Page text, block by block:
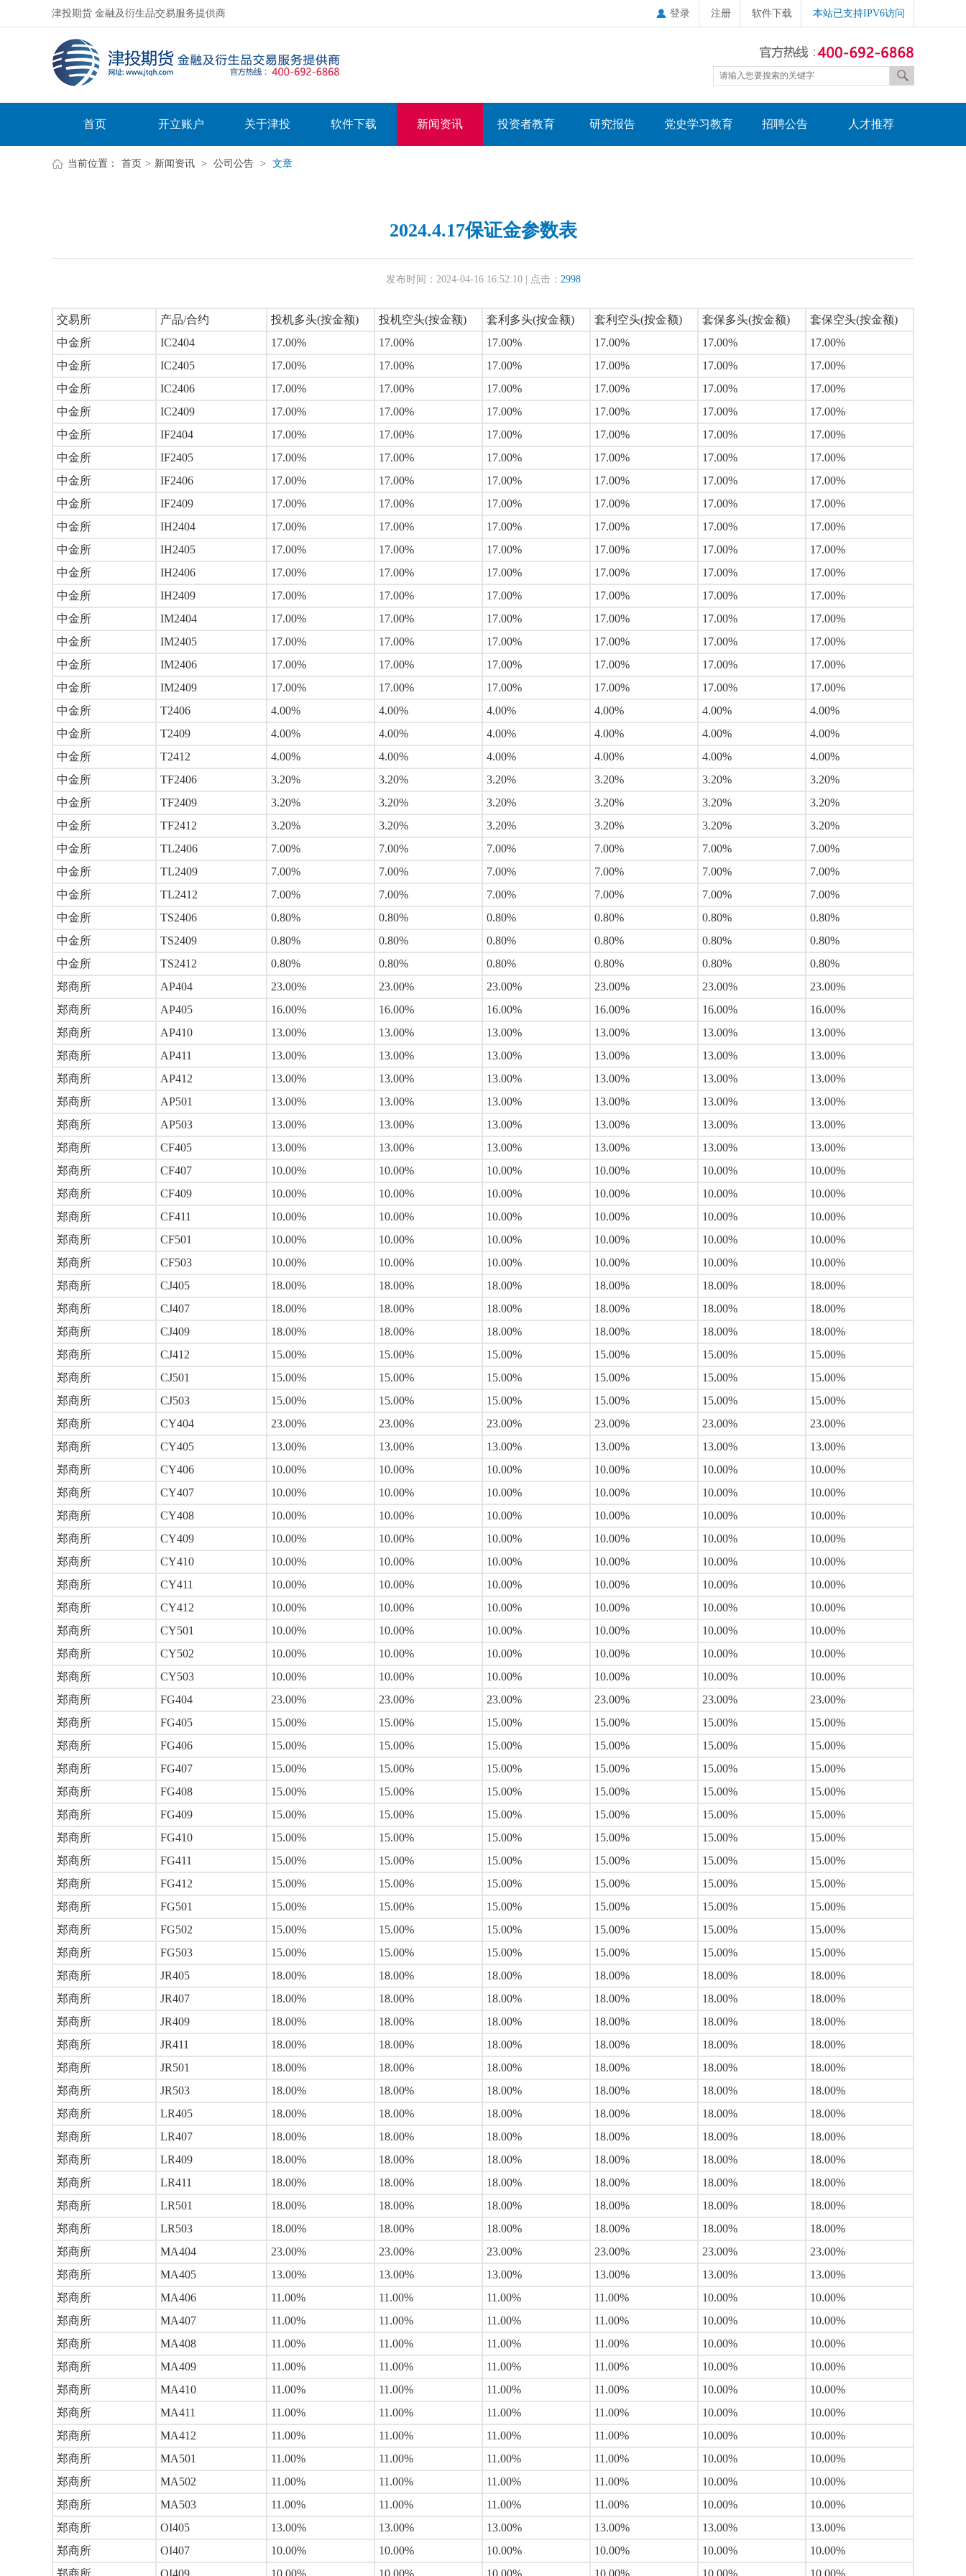
津投期货 金融及衍生品交易服务提供商 登录 注册 软件下载 本站已支持IPV6访问
首页 开立账户 关于津投 软件下载 新闻资讯 投资者教育 研究报告 党史学习教育 招聘公告 人才推荐
当前位置： 首页 > 新闻资讯 > 公司公告 > 文章
2024.4.17保证金参数表
发布时间：2024-04-16 16:52:10 | 点击： 2998
交易所 产品/合约 投机多头(按金额) 投机空头(按金额) 套利多头(按金额) 套利空头(按金额) 套保多头(按金额)
套保空头(按金额)
中金所
IC2404 17.00% 17.00% 17.00% 17.00% 17.00%
17.00%
中金所
IC2405 17.00% 17.00% 17.00% 17.00% 17.00%
17.00%
中金所
IC2406 17.00% 17.00% 17.00% 17.00% 17.00%
17.00%
中金所
IC2409 17.00% 17.00% 17.00% 17.00% 17.00%
17.00%
中金所
IF2404 17.00% 17.00% 17.00% 17.00% 17.00%
17.00%
中金所
IF2405 17.00% 17.00% 17.00% 17.00% 17.00%
17.00%
中金所
IF2406 17.00% 17.00% 17.00% 17.00% 17.00%
17.00%
中金所
IF2409 17.00% 17.00% 17.00% 17.00% 17.00%
17.00%
中金所
IH2404 17.00% 17.00% 17.00% 17.00% 17.00%
17.00%
中金所
IH2405 17.00% 17.00% 17.00% 17.00% 17.00%
17.00%
中金所
IH2406 17.00% 17.00% 17.00% 17.00% 17.00%
17.00%
中金所
IH2409 17.00% 17.00% 17.00% 17.00% 17.00%
17.00%
中金所
IM2404 17.00% 17.00% 17.00% 17.00% 17.00%
17.00%
中金所
IM2405 17.00% 17.00% 17.00% 17.00% 17.00%
17.00%
中金所
IM2406 17.00% 17.00% 17.00% 17.00% 17.00%
17.00%
中金所
IM2409 17.00% 17.00% 17.00% 17.00% 17.00%
17.00%
中金所
T2406 4.00% 4.00% 4.00% 4.00% 4.00%
4.00%
中金所
T2409 4.00% 4.00% 4.00% 4.00% 4.00%
4.00%
中金所
T2412 4.00% 4.00% 4.00% 4.00% 4.00%
4.00%
中金所
TF2406 3.20% 3.20% 3.20% 3.20% 3.20%
3.20%
中金所
TF2409 3.20% 3.20% 3.20% 3.20% 3.20%
3.20%
中金所
TF2412 3.20% 3.20% 3.20% 3.20% 3.20%
3.20%
中金所
TL2406 7.00% 7.00% 7.00% 7.00% 7.00%
7.00%
中金所
TL2409 7.00% 7.00% 7.00% 7.00% 7.00%
7.00%
中金所
TL2412 7.00% 7.00% 7.00% 7.00% 7.00%
7.00%
中金所
TS2406 0.80% 0.80% 0.80% 0.80% 0.80%
0.80%
中金所
TS2409 0.80% 0.80% 0.80% 0.80% 0.80%
0.80%
中金所
TS2412 0.80% 0.80% 0.80% 0.80% 0.80%
0.80%
郑商所
AP404 23.00% 23.00% 23.00% 23.00% 23.00%
23.00%
郑商所
AP405 16.00% 16.00% 16.00% 16.00% 16.00%
16.00%
郑商所
AP410 13.00% 13.00% 13.00% 13.00% 13.00%
13.00%
郑商所
AP411 13.00% 13.00% 13.00% 13.00% 13.00%
13.00%
郑商所
AP412 13.00% 13.00% 13.00% 13.00% 13.00%
13.00%
郑商所
AP501 13.00% 13.00% 13.00% 13.00% 13.00%
13.00%
郑商所
AP503 13.00% 13.00% 13.00% 13.00% 13.00%
13.00%
郑商所
CF405 13.00% 13.00% 13.00% 13.00% 13.00%
13.00%
郑商所
CF407 10.00% 10.00% 10.00% 10.00% 10.00%
10.00%
郑商所
CF409 10.00% 10.00% 10.00% 10.00% 10.00%
10.00%
郑商所
CF411 10.00% 10.00% 10.00% 10.00% 10.00%
10.00%
郑商所
CF501 10.00% 10.00% 10.00% 10.00% 10.00%
10.00%
郑商所
CF503 10.00% 10.00% 10.00% 10.00% 10.00%
10.00%
郑商所
CJ405 18.00% 18.00% 18.00% 18.00% 18.00%
18.00%
郑商所
CJ407 18.00% 18.00% 18.00% 18.00% 18.00%
18.00%
郑商所
CJ409 18.00% 18.00% 18.00% 18.00% 18.00%
18.00%
郑商所
CJ412 15.00% 15.00% 15.00% 15.00% 15.00%
15.00%
郑商所
CJ501 15.00% 15.00% 15.00% 15.00% 15.00%
15.00%
郑商所
CJ503 15.00% 15.00% 15.00% 15.00% 15.00%
15.00%
郑商所
CY404 23.00% 23.00% 23.00% 23.00% 23.00%
23.00%
郑商所
CY405 13.00% 13.00% 13.00% 13.00% 13.00%
13.00%
郑商所
CY406 10.00% 10.00% 10.00% 10.00% 10.00%
10.00%
郑商所
CY407 10.00% 10.00% 10.00% 10.00% 10.00%
10.00%
郑商所
CY408 10.00% 10.00% 10.00% 10.00% 10.00%
10.00%
郑商所
CY409 10.00% 10.00% 10.00% 10.00% 10.00%
10.00%
郑商所
CY410 10.00% 10.00% 10.00% 10.00% 10.00%
10.00%
郑商所
CY411 10.00% 10.00% 10.00% 10.00% 10.00%
10.00%
郑商所
CY412 10.00% 10.00% 10.00% 10.00% 10.00%
10.00%
郑商所
CY501 10.00% 10.00% 10.00% 10.00% 10.00%
10.00%
郑商所
CY502 10.00% 10.00% 10.00% 10.00% 10.00%
10.00%
郑商所
CY503 10.00% 10.00% 10.00% 10.00% 10.00%
10.00%
郑商所
FG404 23.00% 23.00% 23.00% 23.00% 23.00%
23.00%
郑商所
FG405 15.00% 15.00% 15.00% 15.00% 15.00%
15.00%
郑商所
FG406 15.00% 15.00% 15.00% 15.00% 15.00%
15.00%
郑商所
FG407 15.00% 15.00% 15.00% 15.00% 15.00%
15.00%
郑商所
FG408 15.00% 15.00% 15.00% 15.00% 15.00%
15.00%
郑商所
FG409 15.00% 15.00% 15.00% 15.00% 15.00%
15.00%
郑商所
FG410 15.00% 15.00% 15.00% 15.00% 15.00%
15.00%
郑商所
FG411 15.00% 15.00% 15.00% 15.00% 15.00%
15.00%
郑商所
FG412 15.00% 15.00% 15.00% 15.00% 15.00%
15.00%
郑商所
FG501 15.00% 15.00% 15.00% 15.00% 15.00%
15.00%
郑商所
FG502 15.00% 15.00% 15.00% 15.00% 15.00%
15.00%
郑商所
FG503 15.00% 15.00% 15.00% 15.00% 15.00%
15.00%
郑商所
JR405 18.00% 18.00% 18.00% 18.00% 18.00%
18.00%
郑商所
JR407 18.00% 18.00% 18.00% 18.00% 18.00%
18.00%
郑商所
JR409 18.00% 18.00% 18.00% 18.00% 18.00%
18.00%
郑商所
JR411 18.00% 18.00% 18.00% 18.00% 18.00%
18.00%
郑商所
JR501 18.00% 18.00% 18.00% 18.00% 18.00%
18.00%
郑商所
JR503 18.00% 18.00% 18.00% 18.00% 18.00%
18.00%
郑商所
LR405 18.00% 18.00% 18.00% 18.00% 18.00%
18.00%
郑商所
LR407 18.00% 18.00% 18.00% 18.00% 18.00%
18.00%
郑商所
LR409 18.00% 18.00% 18.00% 18.00% 18.00%
18.00%
郑商所
LR411 18.00% 18.00% 18.00% 18.00% 18.00%
18.00%
郑商所
LR501 18.00% 18.00% 18.00% 18.00% 18.00%
18.00%
郑商所
LR503 18.00% 18.00% 18.00% 18.00% 18.00%
18.00%
郑商所
MA404 23.00% 23.00% 23.00% 23.00% 23.00%
23.00%
郑商所
MA405 13.00% 13.00% 13.00% 13.00% 13.00%
13.00%
郑商所
MA406 11.00% 11.00% 11.00% 11.00% 10.00%
10.00%
郑商所
MA407 11.00% 11.00% 11.00% 11.00% 10.00%
10.00%
郑商所
MA408 11.00% 11.00% 11.00% 11.00% 10.00%
10.00%
郑商所
MA409 11.00% 11.00% 11.00% 11.00% 10.00%
10.00%
郑商所
MA410 11.00% 11.00% 11.00% 11.00% 10.00%
10.00%
郑商所
MA411 11.00% 11.00% 11.00% 11.00% 10.00%
10.00%
郑商所
MA412 11.00% 11.00% 11.00% 11.00% 10.00%
10.00%
郑商所
MA501 11.00% 11.00% 11.00% 11.00% 10.00%
10.00%
郑商所
MA502 11.00% 11.00% 11.00% 11.00% 10.00%
10.00%
郑商所
MA503 11.00% 11.00% 11.00% 11.00% 10.00%
10.00%
郑商所
OI405 13.00% 13.00% 13.00% 13.00% 13.00%
13.00%
郑商所
OI407 10.00% 10.00% 10.00% 10.00% 10.00%
10.00%
郑商所
OI409 10.00% 10.00% 10.00% 10.00% 10.00% 10.00%